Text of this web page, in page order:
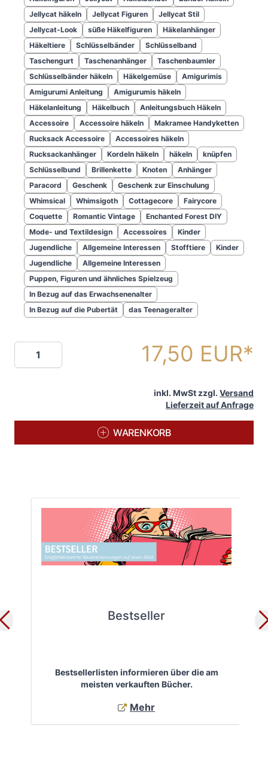
Jellycat häkeln
Jellycat Figuren
Jellycat Stil
Jellycat-Look
süße Häkelfiguren
Häkelanhänger
Häkeltiere
Schlüsselbänder
Schlüsselband
Taschengurt
Taschenanhänger
Taschenbaumler
Schlüsselbänder häkeln
Häkelgemüse
Amigurimis
Amigurumi Anleitung
Amigurumis häkeln
Häkelanleitung
Häkelbuch
Anleitungsbuch Häkeln
Accessoire
Accessoire häkeln
Makramee Handyketten
Rucksack Accessoire
Accessoires häkeln
Rucksackanhänger
Kordeln häkeln häkeln
knüpfen
Schlüsselbund
Brillenkette Knoten
Anhänger
Paracord
Geschenk
Geschenk zur Einschulung
Whimsical
Whimsigoth Cottagecore
Fairycore
Coquette
Romantic Vintage
Enchanted Forest DIY
Mode- und Textildesign
Accessoires
Kinder
Jugendliche
Allgemeine Interessen Stofftiere
Kinder
Jugendliche
Allgemeine Interessen
Puppen, Figuren und ähnliches Spielzeug
In Bezug auf das Erwachsenenalter
In Bezug auf die Pubertät
das Teenageralter
Menge 17,50 EUR
inkl. MwSt zzgl. Versand
Lieferzeit auf Anfrage
WARENKORB
Bestseller
Bestsellerlisten informieren über die am
meisten verkauften Bücher.
Mehr